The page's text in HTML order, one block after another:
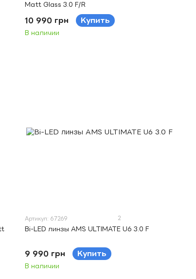
Matt Glass 3.0 F/R
10 990 грн Купить
В наличии
Артикул: 67269 2
Bi-LED линзы AMS ULTIMATE U6 3.0 F
9 990 грн Купить
В наличии